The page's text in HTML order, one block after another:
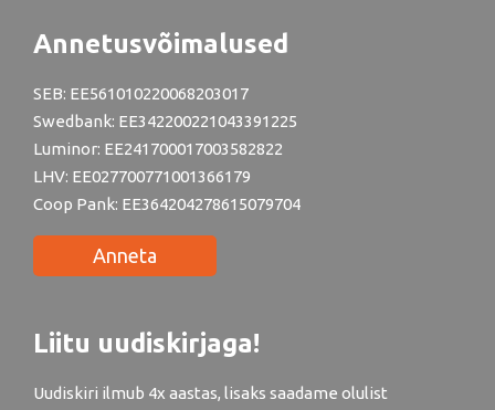
Annetusvõimalused
SEB: EE561010220068203017
Swedbank: EE342200221043391225
Luminor: EE241700017003582822
LHV: EE027700771001366179
Coop Pank: EE364204278615079704
Anneta
Liitu uudiskirjaga!
Uudiskiri ilmub 4x aastas, lisaks saadame olulist